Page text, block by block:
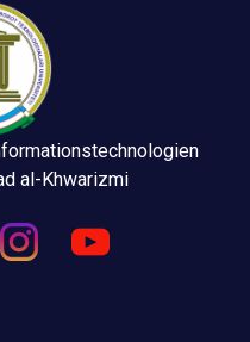
al-Khwarizmi